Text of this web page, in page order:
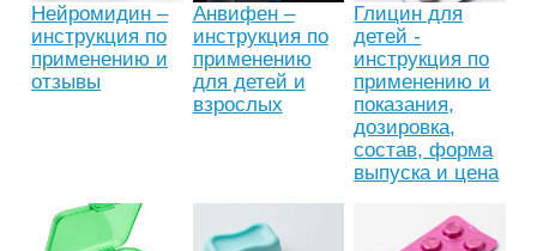
Нейромидин –
инструкция по
применению и
отзывы
Анвифен –
инструкция по
применению
для детей и
взрослых
Глицин для
детей -
инструкция по
применению и
показания,
дозировка,
состав, форма
выпуска и цена